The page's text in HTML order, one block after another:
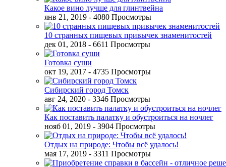
Какое вино лучше для глинтвейна
янв 21, 2019 - 4080 Просмотры
10 странных пищевых привычек знаменитостей
дек 01, 2018 - 6611 Просмотры
Готовка суши
окт 19, 2017 - 4735 Просмотры
Сибирский город Томск
авг 24, 2020 - 3346 Просмотры
Как поставить палатку и обустроиться на ночлег
нояб 01, 2019 - 3904 Просмотры
Отдых на природе: Чтобы всё удалось!
мая 17, 2019 - 3311 Просмотры